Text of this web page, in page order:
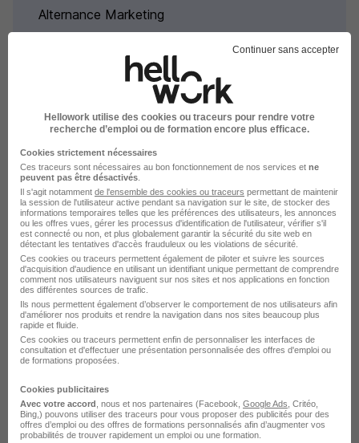
Alternance Marketing
Alternance par ville pour le
métier Category manager
Alternance Paris Category manager
Alternance Clichy Category manager
Alternance Issy-les-Moulineaux Category
manager
Alternance Massy Category manager
Parcourir toutes les alternances de Category
manager
Alternance par métiers similaires
Continuer sans accepter
Hellowork utilise des cookies ou traceurs pour rendre votre
recherche d’emploi ou de formation encore plus efficace.
Cookies strictement nécessaires
Ces traceurs sont nécessaires au bon fonctionnement de nos services et ne
peuvent pas être désactivés
Il s'agit notamment de l'ensemble des cookies ou traceurs permettant de maintenir
la session de l'utilisateur active pendant sa navigation sur le site, de stocker des
informations temporaires telles que les préférences des utilisateurs, les annonces
ou les offres vues, gérer les processus d'identification de l'utilisateur, vérifier s'il
est connecté ou non, et plus globalement garantir la sécurité du site web en
détectant les tentatives d'accès frauduleux ou les violations de sécurité.
Ces cookies ou traceurs permettent également de piloter et suivre les sources
d'acquisition d'audience en utilisant un identifiant unique permettant de comprendre
comment nos utilisateurs naviguent sur nos sites et nos applications en fonction
des différentes sources de trafic.
Ils nous permettent également d’observer le comportement de nos utilisateurs afin
d'améliorer nos produits et rendre la navigation dans nos sites beaucoup plus
rapide et fluide.
Ces cookies ou traceurs permettent enfin de personnaliser les interfaces de
consultation et d'effectuer une présentation personnalisée des offres d'emploi ou
de formations proposées.
Cookies publicitaires
Avec votre accord , nous et nos partenaires (Facebook, Google Ads , Critéo,
Bing,) pouvons utiliser des traceurs pour vous proposer des publicités pour des
offres d’emploi ou des offres de formations personnalisés afin d’augmenter vos
probabilités de trouver rapidement un emploi ou une formation.